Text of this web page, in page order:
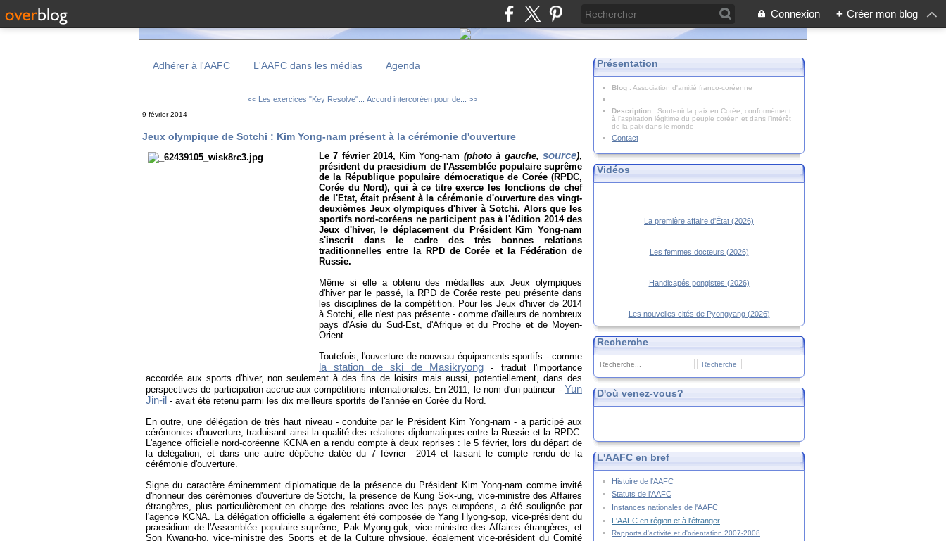
Connexion + Créer mon blog
Adhérer à l'AAFC L'AAFC dans les médias Agenda
<< Les exercices "Key Resolve"... Accord intercoréen pour de... >>
9 février 2014
Jeux olympique de Sotchi : Kim Yong-nam présent à la cérémonie d'ouverture
Le 7 février 2014, Kim Yong-nam (photo à gauche,source),
président du praesidium de l'Assemblée populaire suprême
de la République populaire démocratique de Corée (RPDC,
Corée du Nord), qui à ce titre exerce les fonctions de chef
de l'Etat, était présent à la cérémonie d'ouverture des vingt-
deuxièmes Jeux olympiques d'hiver à Sotchi. Alors que les
sportifs nord-coréens ne participent pas à l'édition 2014 des
Jeux d'hiver, le déplacement du Président Kim Yong-nam
s'inscrit dans le cadre des très bonnes relations
traditionnelles entre la RPD de Corée et la Fédération de
Russie.
Même si elle a obtenu des médailles aux Jeux olympiques
d'hiver par le passé, la RPD de Corée reste peu présente dans
les disciplines de la compétition. Pour les Jeux d'hiver de 2014
à Sotchi, elle n'est pas présente - comme d'ailleurs de nombreux
pays d'Asie du Sud-Est, d'Afrique et du Proche et de Moyen-
Orient.
Toutefois, l'ouverture de nouveau équipements sportifs - comme
la station de ski de Masikryong- traduit l'importance
accordée aux sports d'hiver, non seulement à des fins de loisirs mais aussi, potentiellement, dans des
perspectives de participation accrue aux compétitions internationales. En 2011, le nom d'un patineur - Yun
Jin-il - avait été retenu parmi les dix meilleurs sportifs de l'année en Corée du Nord.
En outre, une délégation de très haut niveau - conduite par le Président Kim Yong-nam - a participé aux
cérémonies d'ouverture, traduisant ainsi la qualité des relations diplomatiques entre la Russie et la RPDC.
L'agence officielle nord-coréenne KCNA en a rendu compte à deux reprises : le 5 février, lors du départ de
la délégation, et dans une autre dépêche datée du 7 février 2014 et faisant le compte rendu de la
cérémonie d'ouverture.
Signe du caractère éminemment diplomatique de la présence du Président Kim Yong-nam comme invité
d'honneur des cérémonies d'ouverture de Sotchi, la présence de Kung Sok-ung, vice-ministre des Affaires
étrangères, plus particulièrement en charge des relations avec les pays européens, a été soulignée par
l'agence KCNA. La délégation officielle a également été composée de Yang Hyong-sop, vice-président du
praesidium de l'Assemblée populaire suprême, Pak Myong-guk, vice-ministre des Affaires étrangères, et
Son Kwang-ho, vice-ministre des Sports et de la Culture physique, également vice-président du Comité
Présentation
Blog : Association d'amitié franco-coréenne
Description : Soutenir la paix en Corée, conformément
à l'aspiration légitime du peuple coréen et dans l’intérêt
de la paix dans le monde
Contact
Vidéos
La première affaire d'État (2026)
Les femmes docteurs (2026)
Handicapés pongistes (2026)
Les nouvelles cités de Pyongyang (2026)
Recherche
D'où venez-vous?
L'AAFC en bref
Histoire de l'AAFC
Statuts de l'AAFC
Instances nationales de l'AAFC
L'AAFC en région et à l'étranger
Rapports d'activité et d'orientation 2007-2008